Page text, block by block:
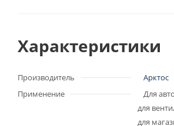
Характеристики
Производитель
Арктос
Применение
Для
для
для